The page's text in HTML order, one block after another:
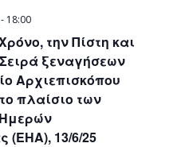
την Πίστη και
Σειρά ξεναγήσεων
Αρχιεπισκόπου
πλαίσιο των
(ΕΗΑ), 13/6/25
- 18:00